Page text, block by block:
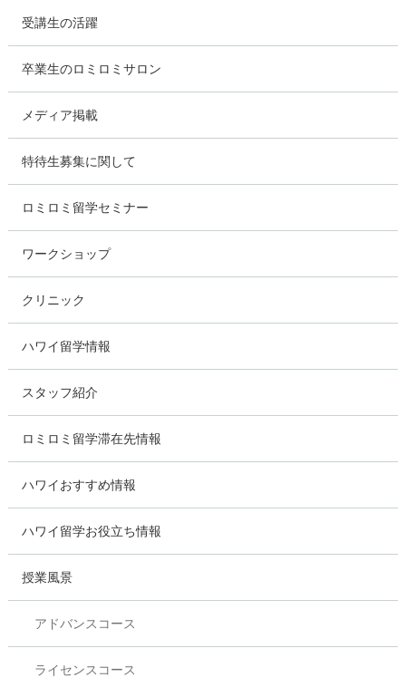
受講生の活躍
卒業生のロミロミサロン
メディア掲載
特待生募集に関して
ロミロミ留学セミナー
ワークショップ
クリニック
ハワイ留学情報
スタッフ紹介
ロミロミ留学滞在先情報
ハワイおすすめ情報
ハワイ留学お役立ち情報
授業風景
アドバンスコース
ライセンスコース